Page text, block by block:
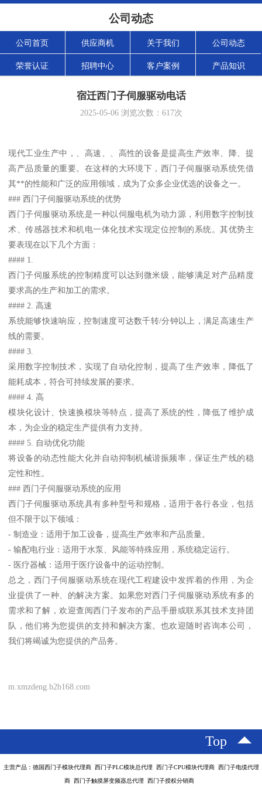
公司动态
公司首页 供应商机 关于我们 公司动态
荣誉认证 招聘中心 客户案例 产品知识
宿迁西门子伺服驱动电话
2025-05-06浏览次数： 617次
现代工业生产中，、高速、、高性的设备是提高生产效率、降、提
高产品质量的重要。在这样的大环境下，西门子伺服驱动系统凭借
其**的性能和广泛的应用领域，成为了众多企业优选的设备之一。
### 西门子伺服驱动系统的优势
西门子伺服驱动系统是一种以伺服电机为动力源，利用数字控制技
术、传感器技术和机电一体化技术实现定位控制的系统。其优势主
要表现在以下几个方面：
#### 1.
西门子伺服系统的控制精度可以达到微米级，能够满足对产品精度
要求高的生产和加工的需求。
#### 2. 高速
系统能够快速响应，控制速度可达数千转/分钟以上，满足高速生产
线的需要。
#### 3.
采用数字控制技术，实现了自动化控制，提高了生产效率，降低了
能耗成本，符合可持续发展的要求。
#### 4. 高
模块化设计、快速换模块等特点，提高了系统的性，降低了维护成
本，为企业的稳定生产提供有力支持。
#### 5. 自动优化功能
将设备的动态性能大化并自动抑制机械谐振频率，保证生产线的稳
定性和性。
### 西门子伺服驱动系统的应用
西门子伺服驱动系统具有多种型号和规格，适用于各行各业，包括
但不限于以下领域：
- 制造业：适用于加工设备，提高生产效率和产品质量。
- 输配电行业：适用于水泵、风能等特殊应用，系统稳定运行。
- 医疗器械：适用于医疗设备中的运动控制。
总之，西门子伺服驱动系统在现代工程建设中发挥着的作用，为企
业提供了一种、的解决方案。如果您对西门子伺服驱动系统有多的
需求和了解，欢迎查阅西门子发布的产品手册或联系其技术支持团
队，他们将为您提供的支持和解决方案。也欢迎随时咨询本公司，
我们将竭诚为您提供的产品务。
m.xmzdeng.b2b168.com
Top
主营产品：德国西门子模块代理商 西门子PLC模块总代理 西门子CPU模块代理商 西门子电缆代理
商 西门子触摸屏变频器总代理 西门子授权分销商